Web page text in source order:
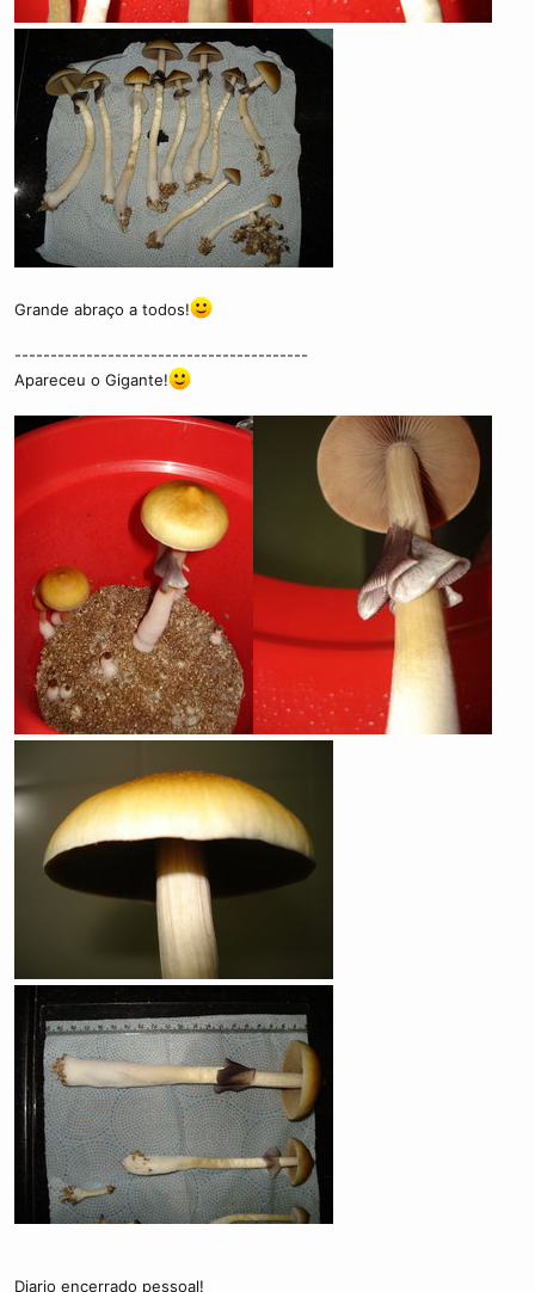
Grande abraço a todos!
-----------------------------------------
Apareceu o Gigante!
Diario encerrado pessoal!